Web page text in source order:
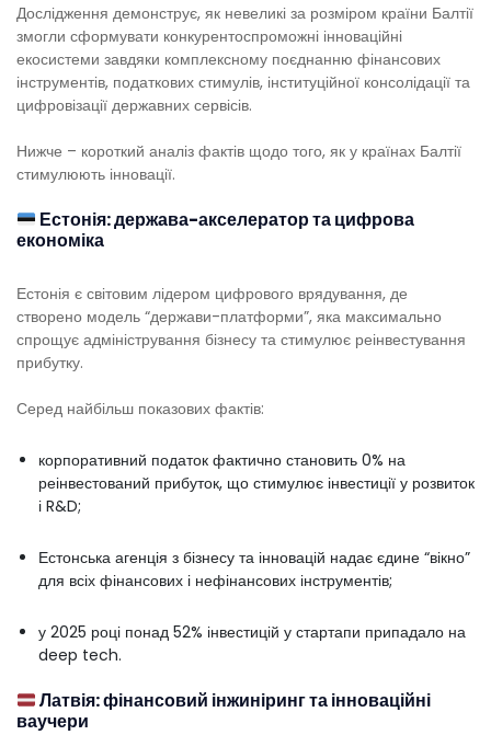
Дослідження демонструє, як невеликі за розміром країни Балтії
змогли сформувати конкурентоспроможні інноваційні
екосистеми завдяки комплексному поєднанню фінансових
інструментів, податкових стимулів, інституційної консолідації та
цифровізації державних сервісів.
Нижче – короткий аналіз фактів щодо того, як у країнах Балтії
стимулюють інновації.
Естонія: держава-акселератор та цифрова
економіка
Естонія є світовим лідером цифрового врядування, де
створено модель “держави-платформи”, яка максимально
спрощує адміністрування бізнесу та стимулює реінвестування
прибутку.
Серед найбільш показових фактів:
корпоративний податок фактично становить 0% на
реінвестований прибуток, що стимулює інвестиції у розвиток
і R&D;
Естонська агенція з бізнесу та інновацій надає єдине “вікно”
для всіх фінансових і нефінансових інструментів;
у 2025 році понад 52% інвестицій у стартапи припадало на
deep tech.
Латвія: фінансовий інжиніринг та інноваційні
ваучери